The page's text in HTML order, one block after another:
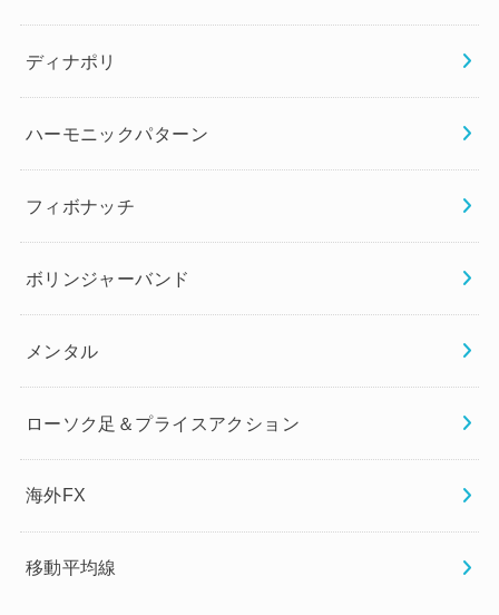
ディナポリ
ハーモニックパターン
フィボナッチ
ボリンジャーバンド
メンタル
ローソク足＆プライスアクション
海外FX
移動平均線